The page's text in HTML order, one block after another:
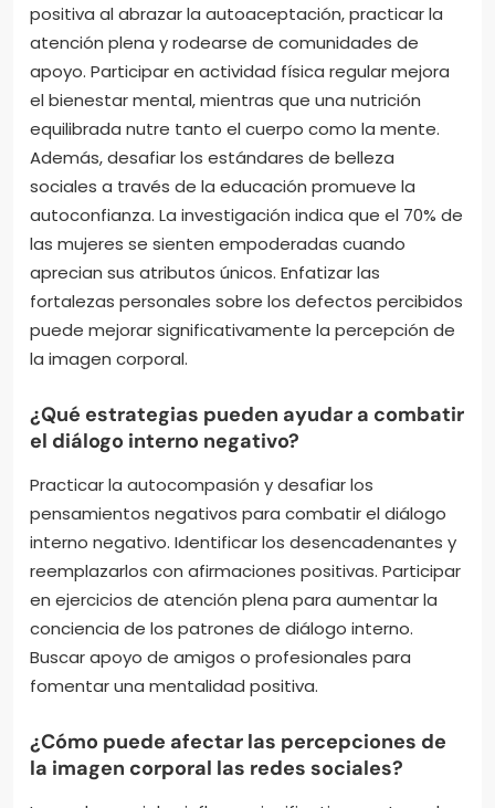
positiva al abrazar la autoaceptación, practicar la
atención plena y rodearse de comunidades de
apoyo. Participar en actividad física regular mejora
el bienestar mental, mientras que una nutrición
equilibrada nutre tanto el cuerpo como la mente.
Además, desafiar los estándares de belleza
sociales a través de la educación promueve la
autoconfianza. La investigación indica que el 70% de
las mujeres se sienten empoderadas cuando
aprecian sus atributos únicos. Enfatizar las
fortalezas personales sobre los defectos percibidos
puede mejorar significativamente la percepción de
la imagen corporal.
¿Qué estrategias pueden ayudar a combatir
el diálogo interno negativo?
Practicar la autocompasión y desafiar los
pensamientos negativos para combatir el diálogo
interno negativo. Identificar los desencadenantes y
reemplazarlos con afirmaciones positivas. Participar
en ejercicios de atención plena para aumentar la
conciencia de los patrones de diálogo interno.
Buscar apoyo de amigos o profesionales para
fomentar una mentalidad positiva.
¿Cómo puede afectar las percepciones de
la imagen corporal las redes sociales?